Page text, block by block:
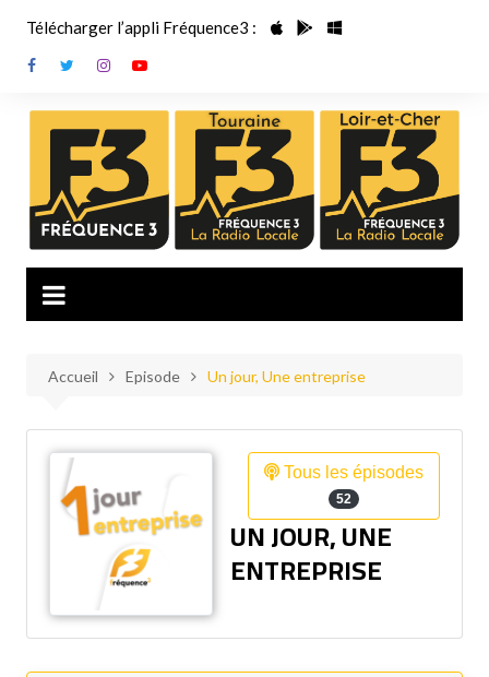
contenu
Télécharger l’appli Fréquence3 :
Accueil Episode Un jour, Une entreprise
Tous les épisodes
52
UN JOUR, UNE
ENTREPRISE